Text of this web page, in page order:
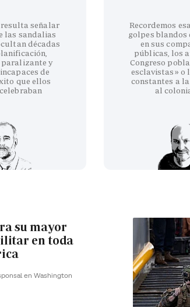
señalar
las sandalias
décadas
y
de
que ellos
Recordemos
golpes blandos
en sus
públicas, los
Congreso
esclavistas» o
constantes a
al
su mayor
en toda
en Washington